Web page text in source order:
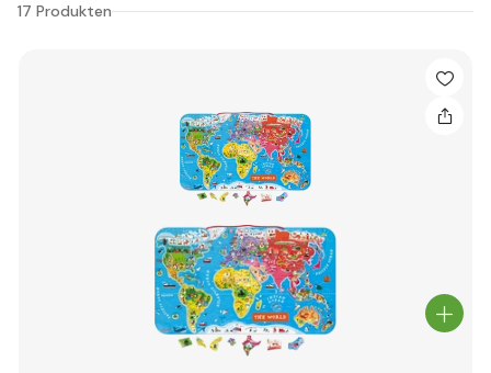
17 Produkten